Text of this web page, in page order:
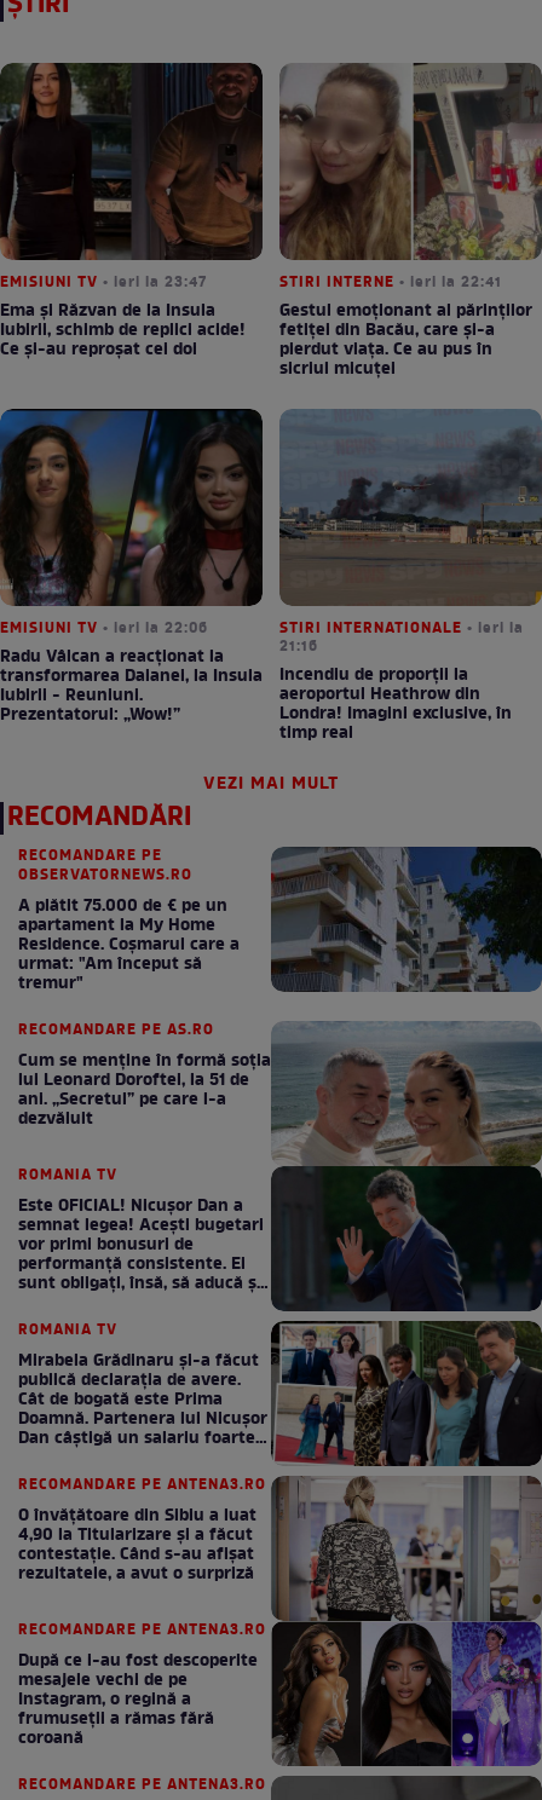
EMISIUNI TV • ieri la 23:47
Ema și Răzvan de la Insula
Iubirii, schimb de replici acide!
Ce și-au reproșat cei doi
STIRI INTERNE • ieri la 22:41
Gestul emoționant al părinților
fetiței din Bacău, care și-a
pierdut viața. Ce au pus în
sicriul micuței
EMISIUNI TV • ieri la 22:06
Radu Vâlcan a reacționat la
transformarea Daianei, la Insula
Iubirii - Reuniuni.
Prezentatorul: „Wow!”
STIRI INTERNATIONALE • ieri la
21:16
Incendiu de proporții la
aeroportul Heathrow din
Londra! Imagini exclusive, în
timp real
VEZI MAI MULT
RECOMANDĂRI
RECOMANDARE PE
OBSERVATORNEWS.RO
A plătit 75.000 de € pe un
apartament la My Home
Residence. Coşmarul care a
urmat: "Am început să
tremur"
RECOMANDARE PE AS.RO
Cum se menţine în formă soţia
lui Leonard Doroftei, la 51 de
ani. „Secretul” pe care l-a
dezvăluit
ROMANIA TV
Este OFICIAL! Nicușor Dan a
semnat legea! Acești bugetari
vor primi bonusuri de
performanță consistente. Ei
sunt obligați, însă, să aducă și
ROMANIA TV
Mirabela Grădinaru și-a făcut
publică declarația de avere.
Cât de bogată este Prima
Doamnă. Partenera lui Nicușor
Dan câștigă un salariu foarte
RECOMANDARE PE ANTENA3.RO
O învățătoare din Sibiu a luat
4,90 la Titularizare și a făcut
contestație. Când s-au afișat
rezultatele, a avut o surpriză
RECOMANDARE PE ANTENA3.RO
După ce i-au fost descoperite
mesajele vechi de pe
Instagram, o regină a
frumuseții a rămas fără
coroană
RECOMANDARE PE ANTENA3.RO